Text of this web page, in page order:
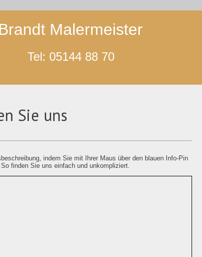
Malermeister
Tel: 05144 88 70
Sie uns
indem Sie mit Ihrer Maus über den blauen Info-Pin
finden Sie uns einfach und unkompliziert.